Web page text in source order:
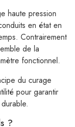
haute pression
en état en
Contrairement
de la
fonctionnel.
du curage
pour garantir
?